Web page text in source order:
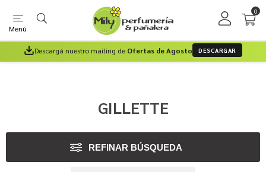
Menú
0
Descargá nuestro mailing de Ofertas de Agosto DESCARGAR
GILLETTE
REFINAR BÚSQUEDA